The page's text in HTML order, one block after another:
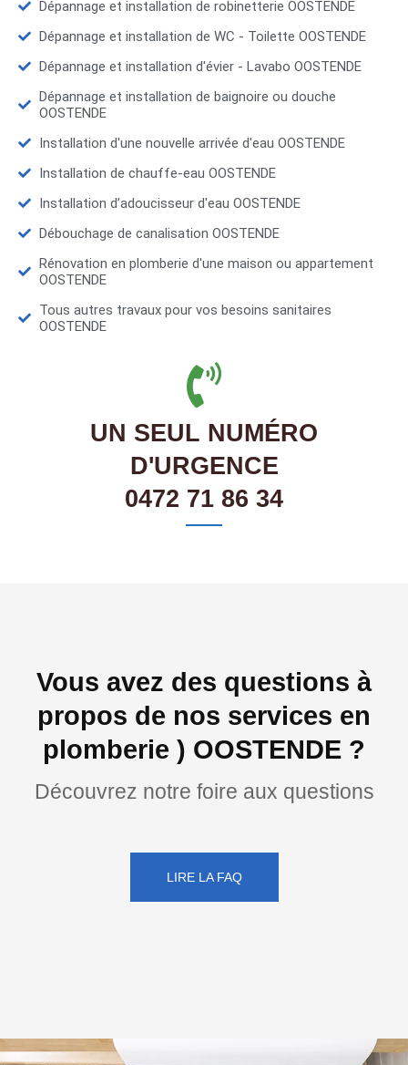
Dépannage et installation de robinetterie OOSTENDE
Dépannage et installation de WC - Toilette OOSTENDE
Dépannage et installation d'évier - Lavabo OOSTENDE
Dépannage et installation de baignoire ou douche
OOSTENDE
Installation d'une nouvelle arrivée d'eau OOSTENDE
Installation de chauffe-eau OOSTENDE
Installation d’adoucisseur d'eau OOSTENDE
Débouchage de canalisation OOSTENDE
Rénovation en plomberie d'une maison ou appartement
OOSTENDE
Tous autres travaux pour vos besoins sanitaires
OOSTENDE
UN SEUL NUMÉRO
D'URGENCE
0472 71 86 34
Vous avez des questions à
propos de nos services en
plomberie ) OOSTENDE ?
Découvrez notre foire aux questions
LIRE LA FAQ